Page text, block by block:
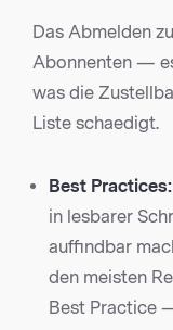
Das Abmelden
Abonnenten —
was die
Liste schaedigt.
Best Practices:
in lesbarer
auffindbar
den meisten
Best Practice